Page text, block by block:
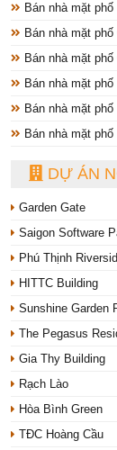
Bán nhà mặt
Bán nhà mặt
Bán nhà mặt
Bán nhà mặt
Bán nhà mặt
Bán nhà mặt
DỰ ÁN
Garden Gate
Saigon Software
Phú Thịnh
HITTC Building
Sunshine Garden
The Pegasus
Gia Thy Building
Rạch Lào
Hòa Bình Green
TĐC Hoàng Cầu